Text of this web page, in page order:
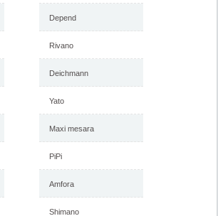
decembar 2017
Depend
Rivano
Deichmann
Yato
Maxi mesara
PiPi
Amfora
Shimano